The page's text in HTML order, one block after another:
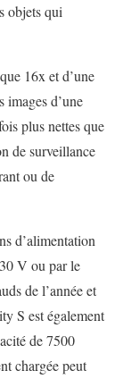
objets qui
16x et d’une
d’une
plus nettes que
de surveillance
ou de
d’alimentation
V ou par le
de l’année et
S est également
de 7500
chargée peut